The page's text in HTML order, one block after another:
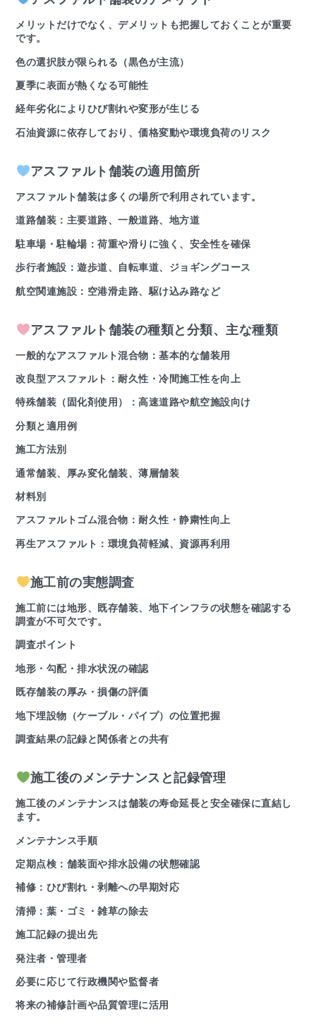
メリットだけでなく、デメリットも把握しておくことが重要
です。
色の選択肢が限られる（黒色が主流）
夏季に表面が熱くなる可能性
経年劣化によりひび割れや変形が生じる
石油資源に依存しており、価格変動や環境負荷のリスク
アスファルト舗装の適用箇所
アスファルト舗装は多くの場所で利用されています。
道路舗装：主要道路、一般道路、地方道
駐車場・駐輪場：荷重や滑りに強く、安全性を確保
歩行者施設：遊歩道、自転車道、ジョギングコース
航空関連施設：空港滑走路、駆け込み路など
アスファルト舗装の種類と分類、主な種類
一般的なアスファルト混合物：基本的な舗装用
改良型アスファルト：耐久性・冷間施工性を向上
特殊舗装（固化剤使用）：高速道路や航空施設向け
分類と適用例
施工方法別
通常舗装、厚み変化舗装、薄層舗装
材料別
アスファルトゴム混合物：耐久性・静粛性向上
再生アスファルト：環境負荷軽減、資源再利用
施工前の実態調査
施工前には地形、既存舗装、地下インフラの状態を確認する
調査が不可欠です。
調査ポイント
地形・勾配・排水状況の確認
既存舗装の厚み・損傷の評価
地下埋設物（ケーブル・パイプ）の位置把握
調査結果の記録と関係者との共有
施工後のメンテナンスと記録管理
施工後のメンテナンスは舗装の寿命延長と安全確保に直結し
ます。
メンテナンス手順
定期点検：舗装面や排水設備の状態確認
補修：ひび割れ・剥離への早期対応
清掃：葉・ゴミ・雑草の除去
施工記録の提出先
発注者・管理者
必要に応じて行政機関や監督者
将来の補修計画や品質管理に活用